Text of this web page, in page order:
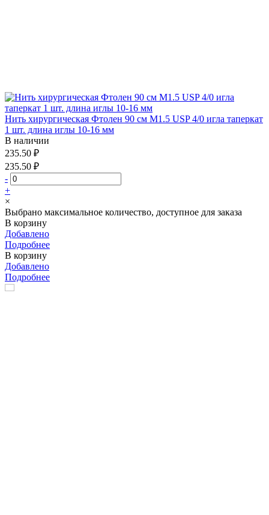
Нить хирургическая Фтолен 90 см М1.5 USP 4/0 игла таперкат
1 шт. длина иглы 10-16 мм
В наличии
235.50 ₽
235.50 ₽
-
+
×
Выбрано максимальное количество, доступное для заказа
В корзину
Добавлено
Подробнее
В корзину
Добавлено
Подробнее